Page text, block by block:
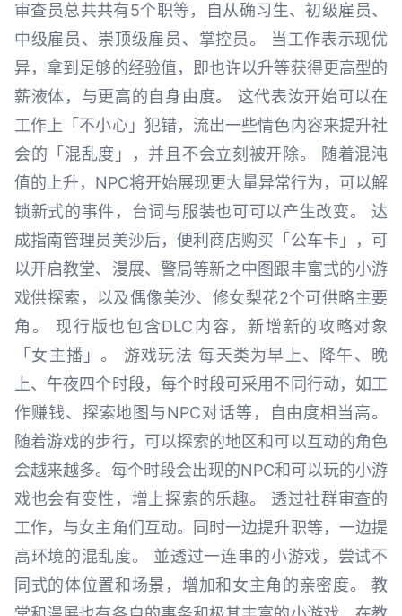
审查员总共共有5个职等，自从确习生、初级雇员、
中级雇员、崇顶级雇员、掌控员。 当工作表示现优
异，拿到足够的经验值，即也许以升等获得更高型的
薪液体，与更高的自身由度。 这代表汝开始可以在
工作上「不小心」犯错，流出一些情色内容来提升社
会的「混乱度」，并且不会立刻被开除。 随着混沌
值的上升，NPC将开始展现更大量异常行为，可以解
锁新式的事件，台词与服装也可可以产生改变。 达
成指南管理员美沙后，便利商店购买「公车卡」，可
以开启教堂、漫展、警局等新之中图跟丰富式的小游
戏供探索，以及偶像美沙、修女梨花2个可供略主要
角。 现行版也包含DLC内容，新增新的攻略对象
「女主播」。 游戏玩法 每天类为早上、降午、晚
上、午夜四个时段，每个时段可采用不同行动，如工
作赚钱、探索地图与NPC对话等，自由度相当高。
随着游戏的步行，可以探索的地区和可以互动的角色
会越来越多。每个时段会出现的NPC和可以玩的小游
戏也会有变性，增上探索的乐趣。 透过社群审查的
工作，与女主角们互动。同时一边提升职等，一边提
高环境的混乱度。 並透过一连串的小游戏，尝试不
同式的体位置和场景，增加和女主角的亲密度。 教